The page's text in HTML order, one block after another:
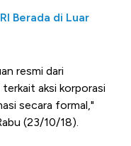
Berada di Luar
resmi dari
aksi korporasi
secara formal,"
(23/10/18).